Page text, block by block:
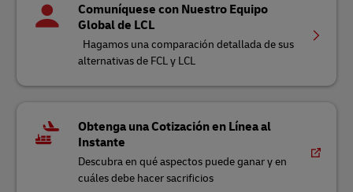
Comuníquese con Nuestro Equipo
Global de LCL
Hagamos una comparación detallada de sus
alternativas de FCL y LCL
Obtenga una Cotización en Línea al
Instante
Descubra en qué aspectos puede ganar y en
cuáles debe hacer sacrificios